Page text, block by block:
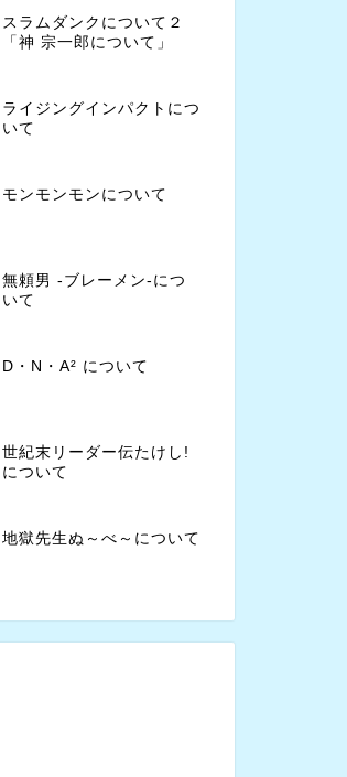
スラムダンクについて２
「神 宗一郎について」
ライジングインパクトにつ
いて
モンモンモンについて
無頼男 -ブレーメン-につ
いて
D・N・A² について
世紀末リーダー伝たけし!
について
地獄先生ぬ～べ～について